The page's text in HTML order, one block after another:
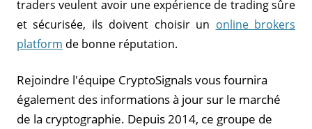
traders veulent avoir une expérience de trading sûre
et sécurisée, ils doivent choisir un online brokers
platform de bonne réputation.
Rejoindre l'équipe CryptoSignals vous fournira
également des informations à jour sur le marché
de la cryptographie. Depuis 2014, ce groupe de